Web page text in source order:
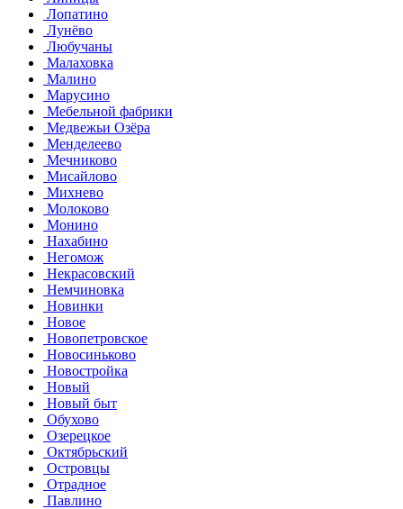
Лопатино
Лунёво
Любучаны
Малаховка
Малино
Марусино
Мебельной фабрики
Медвежьи Озёра
Менделеево
Мечниково
Мисайлово
Михнево
Молоково
Монино
Нахабино
Негомож
Некрасовский
Немчиновка
Новинки
Новое
Новопетровское
Новосиньково
Новостройка
Новый
Новый быт
Обухово
Озерецкое
Октябрьский
Островцы
Отрадное
Павлино